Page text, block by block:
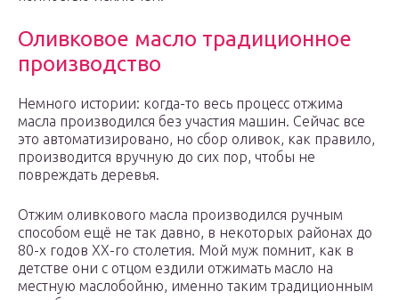
Оливковое масло традиционное
производство
Немного истории: когда-то весь процесс отжима
масла производился без участия машин. Сейчас все
это автоматизировано, но сбор оливок, как правило,
производится вручную до сих пор, чтобы не
повреждать деревья.
Отжим оливкового масла производился ручным
способом ещё не так давно, в некоторых районах до
80-х годов ХХ-го столетия. Мой муж помнит, как в
детстве они с отцом ездили отжимать масло на
местную маслобойню, именно таким традиционным